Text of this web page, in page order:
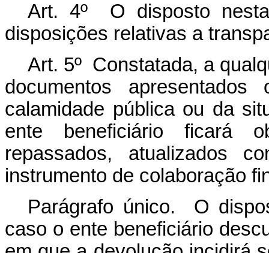
Art. 4º O disposto
disposições relativas a
Art. 5º Constatada, a
documentos
calamidade pública ou da
ente beneficiário ficará
repassados, atualizados
instrumento de colaboração
Parágrafo único. O
caso o ente beneficiário